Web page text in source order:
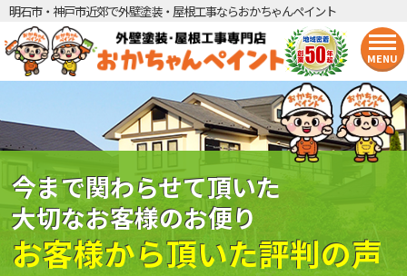
明石市・神戸市近郊で外壁塗装・屋根工事ならおかちゃんペイント
MENU
今まで関わらせて頂いた
大切なお客様のお便り
お客様から頂いた評判の声